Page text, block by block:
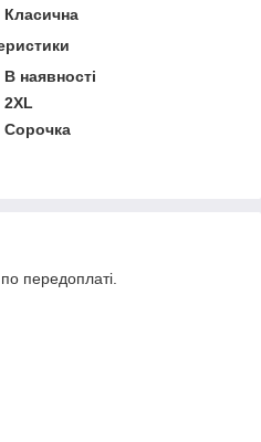
Класична
В наявності
2XL
Сорочка
передоплаті.